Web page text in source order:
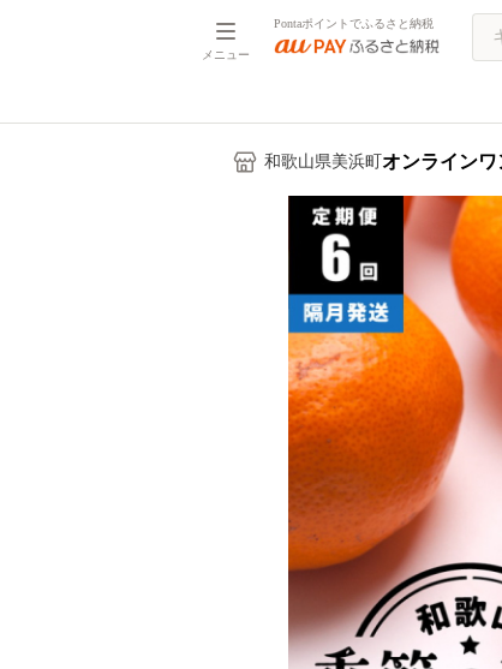
メニュー
Pontaポイントでふるさと納税
和歌山県美浜町 オンライン